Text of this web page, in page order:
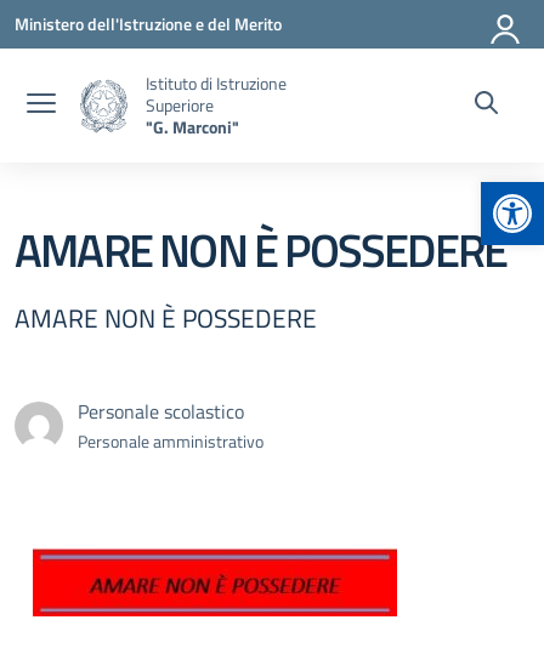
Vai ai contenuti
Vai al menu di navigazione
Vai al footer
Ministero dell'Istruzione e del Merito
Istituto di Istruzione
Superiore
"G. Marconi"
AMARE NON È POSSEDERE
AMARE NON È POSSEDERE
Personale scolastico
Personale amministrativo